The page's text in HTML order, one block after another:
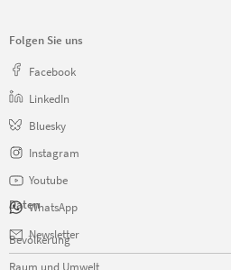
Folgen Sie uns
Facebook
LinkedIn
Bluesky
Instagram
Youtube
WhatsApp
Newsletter
Daten
Navigation
überspringen
Bevölkerung
Raum und Umwelt